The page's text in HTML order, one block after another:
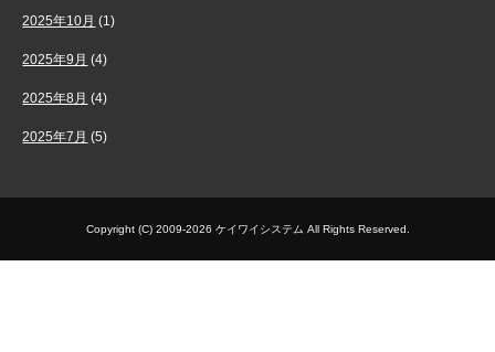
2025年10月 (1)
2025年9月 (4)
2025年8月 (4)
2025年7月 (5)
Copyright (C) 2009-2026 ケイワイシステム All Rights Reserved.